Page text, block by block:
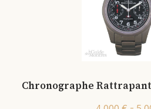
Chronographe